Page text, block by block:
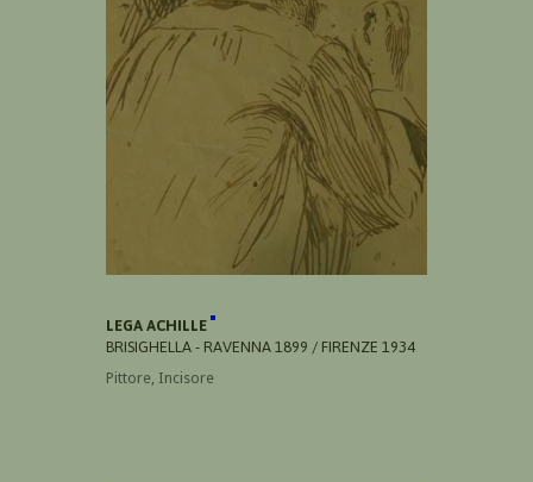
LEGA ACHILLE
BRISIGHELLA - RAVENNA 1899 / FIRENZE 1934
Pittore, Incisore